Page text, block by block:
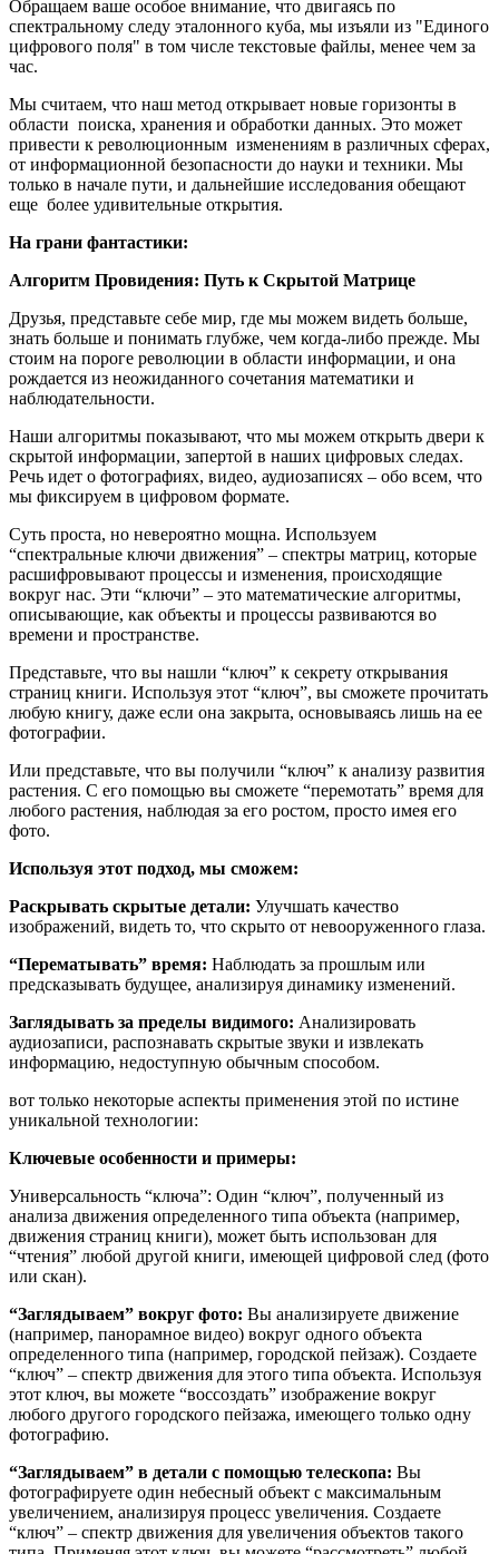
Обращаем ваше особое внимание, что двигаясь по
спектральному следу эталонного куба, мы изъяли из "Единого
цифрового поля" в том числе текстовые файлы, менее чем за
час.
Мы считаем, что наш метод открывает новые горизонты в
области поиска, хранения и обработки данных. Это может
привести к революционным изменениям в различных сферах,
от информационной безопасности до науки и техники. Мы
только в начале пути, и дальнейшие исследования обещают
еще более удивительные открытия.
На грани фантастики:
Алгоритм Провидения: Путь к Скрытой Матрице
Друзья, представьте себе мир, где мы можем видеть больше,
знать больше и понимать глубже, чем когда-либо прежде. Мы
стоим на пороге революции в области информации, и она
рождается из неожиданного сочетания математики и
наблюдательности.
Наши алгоритмы показывают, что мы можем открыть двери к
скрытой информации, запертой в наших цифровых следах.
Речь идет о фотографиях, видео, аудиозаписях – обо всем, что
мы фиксируем в цифровом формате.
Суть проста, но невероятно мощна. Используем
“спектральные ключи движения” – спектры матриц, которые
расшифровывают процессы и изменения, происходящие
вокруг нас. Эти “ключи” – это математические алгоритмы,
описывающие, как объекты и процессы развиваются во
времени и пространстве.
Представьте, что вы нашли “ключ” к секрету открывания
страниц книги. Используя этот “ключ”, вы сможете прочитать
любую книгу, даже если она закрыта, основываясь лишь на ее
фотографии.
Или представьте, что вы получили “ключ” к анализу развития
растения. С его помощью вы сможете “перемотать” время для
любого растения, наблюдая за его ростом, просто имея его
фото.
Используя этот подход, мы сможем:
Раскрывать скрытые детали: Улучшать качество
изображений, видеть то, что скрыто от невооруженного глаза.
“Перематывать” время: Наблюдать за прошлым или
предсказывать будущее, анализируя динамику изменений.
Заглядывать за пределы видимого: Анализировать
аудиозаписи, распознавать скрытые звуки и извлекать
информацию, недоступную обычным способом.
вот только некоторые аспекты применения этой по истине
уникальной технологии:
Ключевые особенности и примеры:
Универсальность “ключа”: Один “ключ”, полученный из
анализа движения определенного типа объекта (например,
движения страниц книги), может быть использован для
“чтения” любой другой книги, имеющей цифровой след (фото
или скан).
“Заглядываем” вокруг фото: Вы анализируете движение
(например, панорамное видео) вокруг одного объекта
определенного типа (например, городской пейзаж). Создаете
“ключ” – спектр движения для этого типа объекта. Используя
этот ключ, вы можете “воссоздать” изображение вокруг
любого другого городского пейзажа, имеющего только одну
фотографию.
“Заглядываем” в детали с помощью телескопа: Вы
фотографируете один небесный объект с максимальным
увеличением, анализируя процесс увеличения. Создаете
“ключ” – спектр движения для увеличения объектов такого